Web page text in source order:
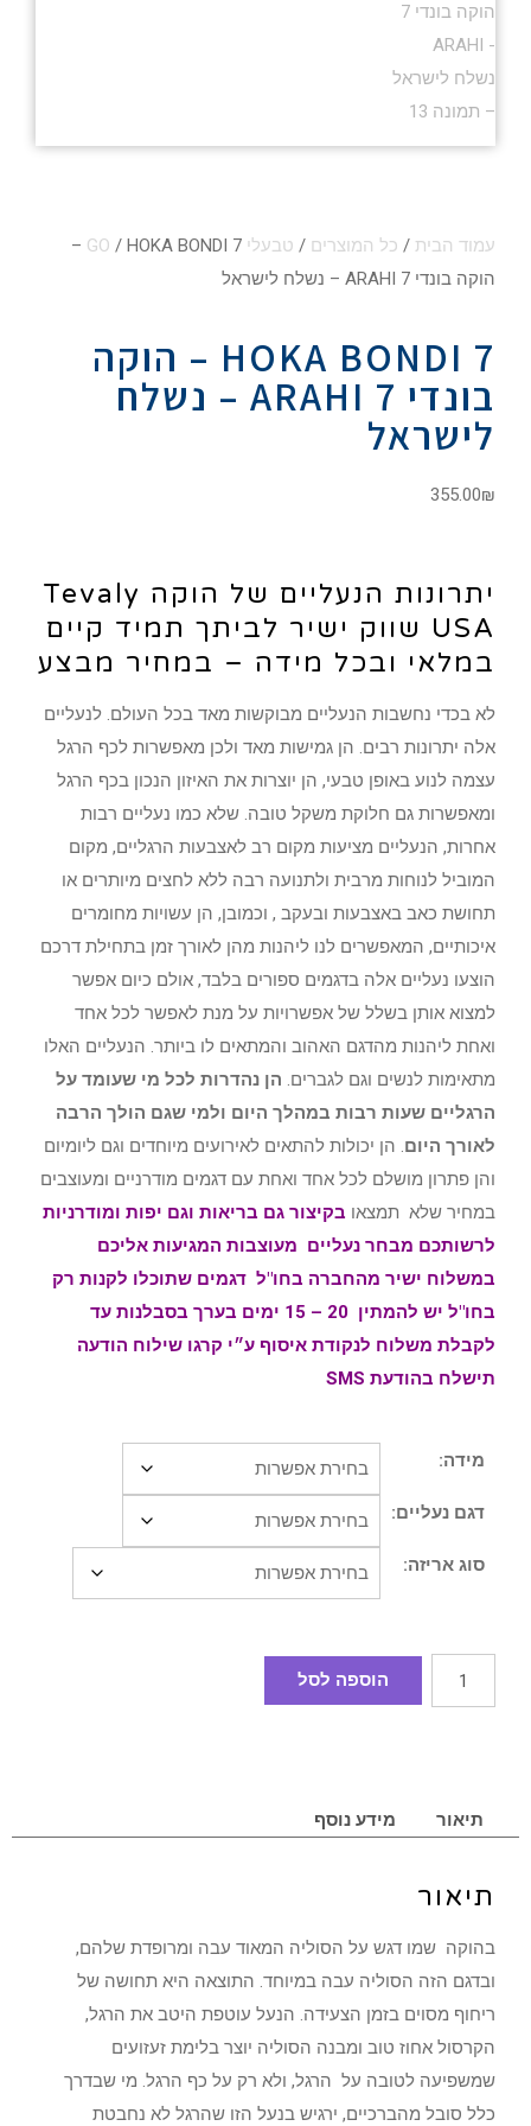
עמוד הבית / כל המוצרים / טבעלי GO
/ HOKA BONDI 7 –
הוקה בונדי 7 ARAHI – נשלח לישראל
HOKA BONDI 7 – הוקה
בונדי 7 ARAHI – נשלח
לישראל
355.00₪
יתרונות הנעליים של הוקה Tevaly
USA שווק ישיר לביתך תמיד קיים
במלאי ובכל מידה – במחיר מבצע
לא בכדי נחשבות הנעליים מבוקשות מאד בכל העולם. לנעליים
אלה יתרונות רבים. הן גמישות מאד ולכן מאפשרות לכף הרגל
עצמה לנוע באופן טבעי, הן יוצרות את האיזון הנכון בכף הרגל
ומאפשרות גם חלוקת משקל טובה. שלא כמו נעליים רבות
אחרות, הנעליים מציעות מקום רב לאצבעות הרגליים, מקום
המוביל לנוחות מרבית ולתנועה רבה ללא לחצים מיותרים או
תחושת כאב באצבעות ובעקב , וכמובן, הן עשויות מחומרים
איכותיים, המאפשרים לנו ליהנות מהן לאורך זמן בתחילת דרכם
הוצעו נעליים אלה בדגמים ספורים בלבד, אולם כיום אפשר
למצוא אותן בשלל של אפשרויות על מנת לאפשר לכל אחד
ואחת ליהנות מהדגם האהוב והמתאים לו ביותר. הנעליים האלו
מתאימות לנשים וגם לגברים. הן נהדרות לכל מי שעומד על
הרגליים שעות רבות במהלך היום ולמי שגם הולך הרבה
לאורך היום. הן יכולות להתאים לאירועים מיוחדים וגם ליומיום
והן פתרון מושלם לכל אחד ואחת עם דגמים מודרניים ומעוצבים
במחיר שלא תמצאו בקיצור גם בריאות וגם יפות ומודרניות
לרשותכם מבחר נעליים מעוצבות המגיעות אליכם
במשלוח ישיר מהחברה בחו"ל דגמים שתוכלו לקנות רק
בחו"ל יש להמתין 20 – 15 ימים בערך בסבלנות עד
לקבלת משלוח לנקודת איסוף ע״י קרגו שילוח הודעה
תישלח בהודעת SMS
מידה:
דגם נעליים:
סוג אריזה:
הוספה לסל
תיאור מידע נוסף
תיאור
בהוקה שמו דגש על הסוליה המאוד עבה ומרופדת שלהם,
ובדגם הזה הסוליה עבה במיוחד. התוצאה היא תחושה של
ריחוף מסוים בזמן הצעידה. הנעל עוטפת היטב את הרגל,
הקרסול אחוז טוב ומבנה הסוליה יוצר בלימת זעזועים
שמשפיעה לטובה על הרגל, ולא רק על כף הרגל. מי שבדרך
כלל סובל מהברכיים, ירגיש בנעל הזו שהרגל לא נחבטת